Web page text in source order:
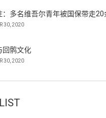
：多名维吾尔青年被国保带走20
30, 2020
回鹘文化
30, 2020